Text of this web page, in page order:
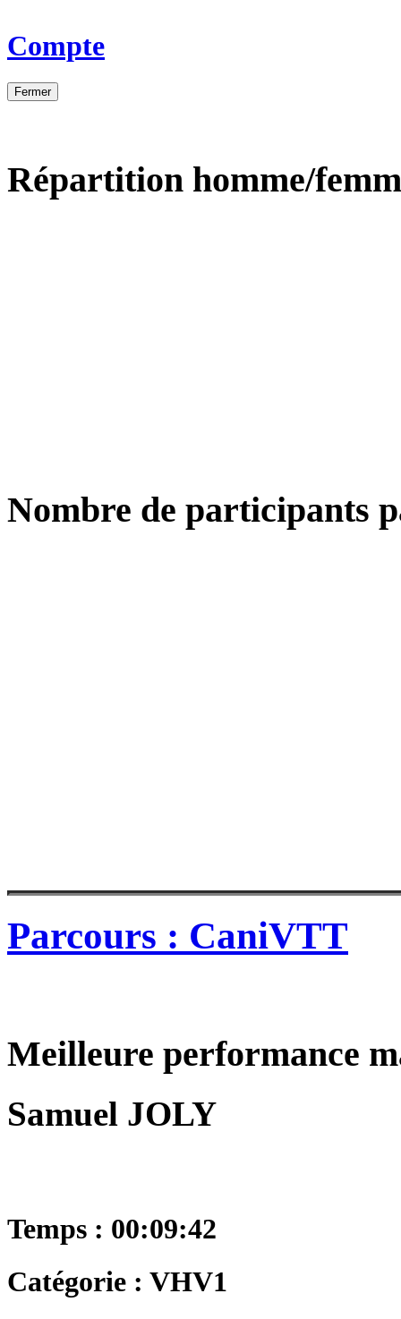
Compte
Fermer
Répartition homme/
Nombre de participants
Parcours : CaniVTT
Meilleure performance
Samuel JOLY
Temps : 00:09:42
Catégorie : VHV1